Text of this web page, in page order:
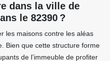
dans la ville de
le 82390 ?
les maisons contre les aléas
Bien que cette structure forme
de l’immeuble de profiter